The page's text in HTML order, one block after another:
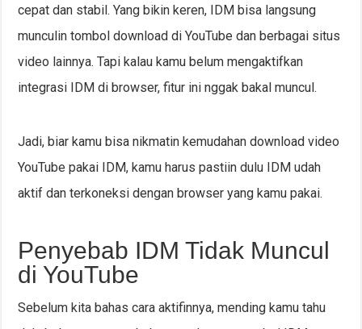
cepat dan stabil. Yang bikin keren, IDM bisa langsung
munculin tombol download di YouTube dan berbagai situs
video lainnya. Tapi kalau kamu belum mengaktifkan
integrasi IDM di browser, fitur ini nggak bakal muncul.
Jadi, biar kamu bisa nikmatin kemudahan download video
YouTube pakai IDM, kamu harus pastiin dulu IDM udah
aktif dan terkoneksi dengan browser yang kamu pakai.
Penyebab IDM Tidak Muncul
di YouTube
Sebelum kita bahas cara aktifinnya, mending kamu tahu